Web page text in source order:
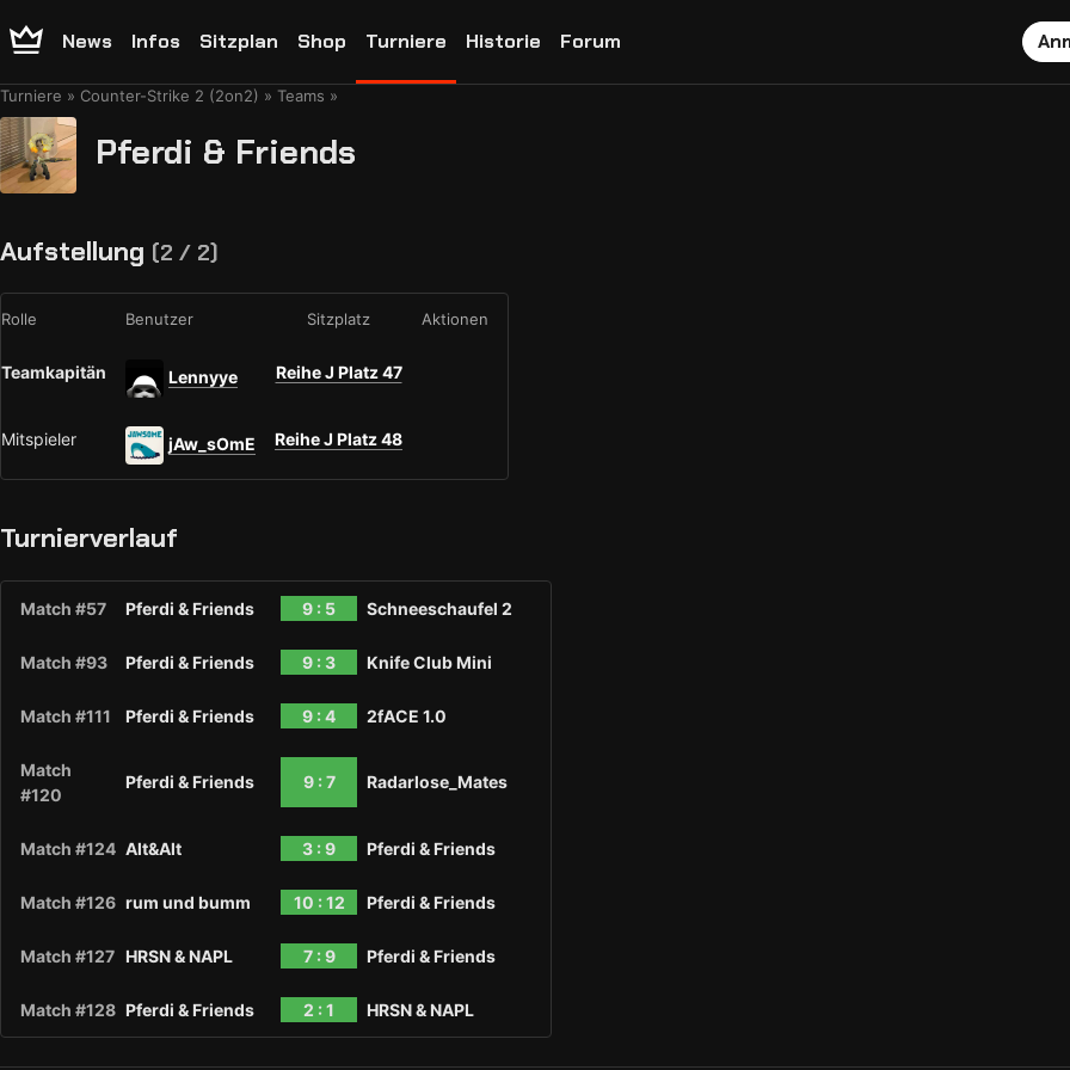
News Infos Sitzplan Shop Turniere Historie Forum
Turniere Counter-Strike 2 (2on2) Teams
Pferdi & Friends
Aufstellung (2 / 2)
Rolle Benutzer Sitzplatz Aktionen
Teamkapitän Lennyye Reihe J Platz 47
Mitspieler jAw_sOmE Reihe J Platz 48
Turnierverlauf
Match #57 Pferdi & Friends 9 : 5 Schneeschaufel 2
Match #93 Pferdi & Friends 9 : 3 Knife Club Mini
Match #111 Pferdi & Friends 9 : 4 2fACE 1.0
Match
#120
Pferdi & Friends 9 : 7 Radarlose_Mates
Match #124 Alt&Alt 3 : 9 Pferdi & Friends
Match #126 rum und bumm 10 : 12 Pferdi & Friends
Match #127 HRSN & NAPL 7 : 9 Pferdi & Friends
Match #128 Pferdi & Friends 2 : 1 HRSN & NAPL